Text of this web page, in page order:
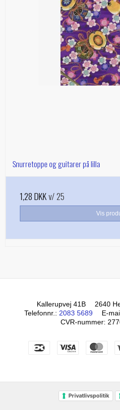
Snurretoppe og guitarer på lilla
1,28 DKKv/ 25
Vis
Kallerupvej 41B 2640
Telefonnr. : 2083 5689 E-
CVR-nummer:
Privatlivspolitik